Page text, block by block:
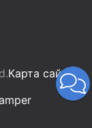
Карта сайта